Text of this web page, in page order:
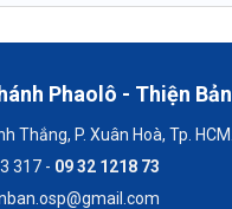
Phaolô - Thiện Bản
Thắng, P. Xuân Hoà, Tp. HCM.
317 - 09 32 1218 73